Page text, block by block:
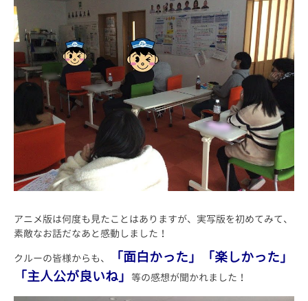
アニメ版は何度も見たことはありますが、実写版を初めてみて、
素敵なお話だなあと感動しました！
クルーの皆様からも、
「面白かった」「楽しかった」
「主人公が良いね」
等の感想が聞かれました！